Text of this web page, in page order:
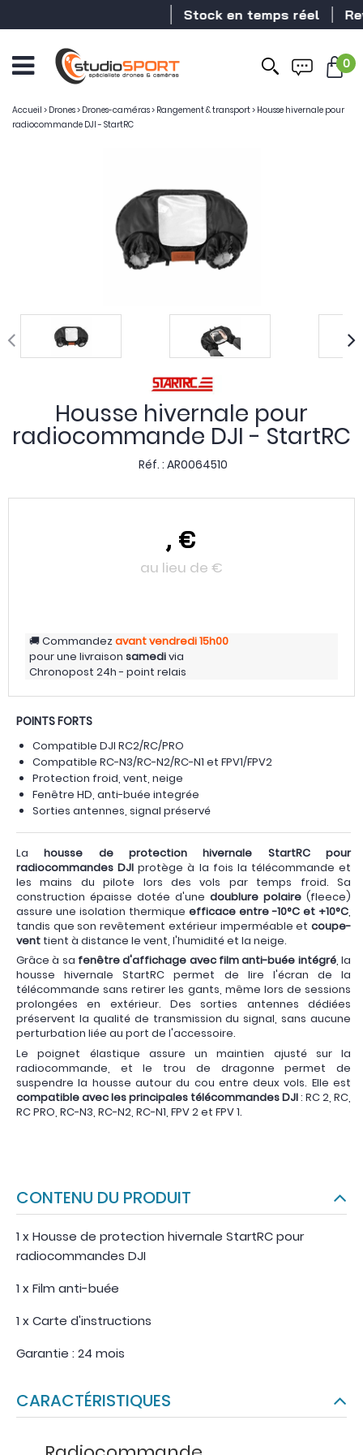
Stock en temps réel
menu
0
Accueil > Drones> Drones-caméras> Rangement & transport> Housse hivernale pour
radiocommande DJI - StartRC
Housse hivernale pour
radiocommande DJI - StartRC
Réf. : AR0064510
, €
au lieu de €
Commandezavant vendredi15h00
pour une livraison samedivia
Chronopost 24h - point relais
POINTS FORTS
Compatible DJI RC2/RC/PRO
Compatible RC-N3/RC-N2/RC-N1 et FPV1/FPV2
Protection froid, vent, neige
Fenêtre HD, anti-buée integrée
Sorties antennes, signal préservé
Lahousse de protection hivernale StartRC pour
radiocommandes DJI protège à la fois la télécommande et
les mains du pilote lors des vols par temps froid. Sa
construction épaisse dotée d'une doublure polaire (fleece)
assure une isolation thermique efficace entre -10°C et +10°C
tandis que son revêtement extérieur imperméable et coupe-
vent tient à distance le vent, l'humidité et la neige.
Grâce à sa fenêtre d'affichage avec film anti-buée intégré, la
housse hivernale StartRC permet de lire l'écran de la
télécommande sans retirer les gants, même lors de sessions
prolongées en extérieur. Des sorties antennes dédiées
préservent la qualité de transmission du signal, sans aucune
perturbation liée au port de l'accessoire.
Le poignet élastique assure un maintien ajusté sur la
radiocommande, et le trou de dragonne permet de
suspendre la housse autour du cou entre deux vols. Elle est
compatible avec les principales télécommandes DJI: RC 2, RC,
RC PRO, RC-N3, RC-N2, RC-N1, FPV 2 et FPV 1.
CONTENU DU PRODUIT
1 x Housse de protection hivernale StartRC pour
radiocommandes DJI
1 x Film anti-buée
1 x Carte d'instructions
Garantie : 24 mois
CARACTÉRISTIQUES